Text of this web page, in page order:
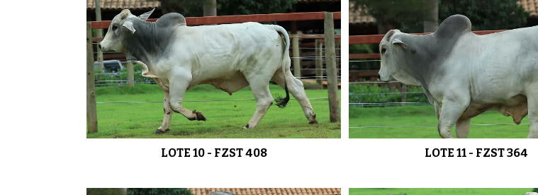
LOTE 10 - FZST 408 LOTE 11 - FZST 364